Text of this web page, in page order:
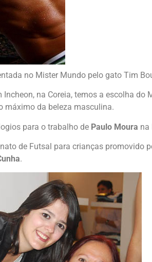
no Mister Mundo pelo gato Tim
Incheon, na Coreia, temos a escolha do
máximo da beleza masculina.
para o trabalho de Paulo Moura na
de Futsal para crianças promovido
.